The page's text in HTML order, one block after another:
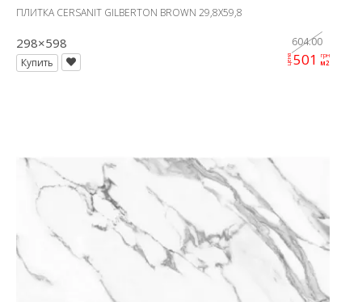
ПЛИТКА CERSANIT GILBERTON BROWN 29,8X59,8
298×598
604.00
Купить
цена501 грн
м2